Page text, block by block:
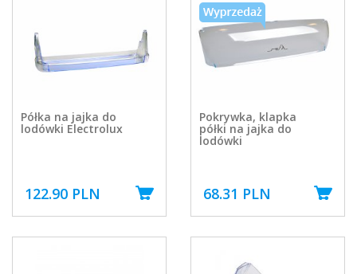
Półka na jajka do
lodówki Electrolux
122.90 PLN
Pokrywka, klapka
półki na jajka do
lodówki
68.31 PLN